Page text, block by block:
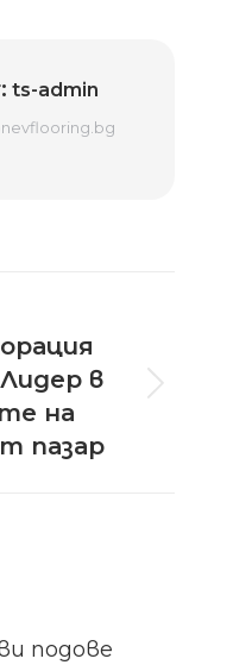
ts-admin
Лидер в
на
пазар
подове